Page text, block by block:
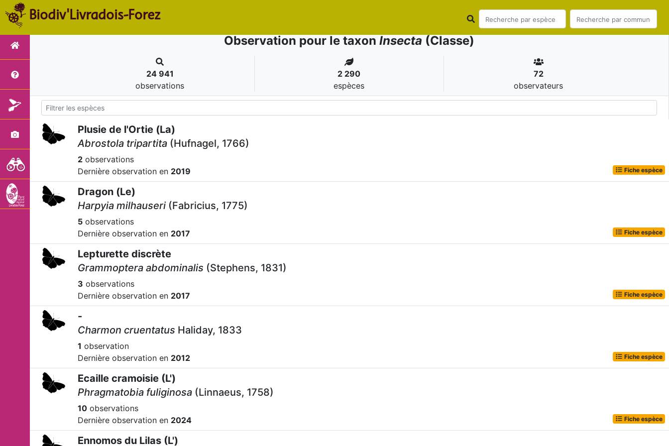
Biodiv'Livradois-Forez
Observation pour le taxon Insecta (Classe)
24 941
observations
2 290
espèces
72
observateurs
Plusie de l'Ortie (La)
Abrostola tripartita (Hufnagel, 1766)
2 observations
Dernière observation en 2019 Fiche espèce
Dragon (Le)
Harpyia milhauseri (Fabricius, 1775)
5 observations
Dernière observation en 2017 Fiche espèce
Lepturette discrète
Grammoptera abdominalis (Stephens, 1831)
3 observations
Dernière observation en 2017 Fiche espèce
-
Charmon cruentatus Haliday, 1833
1 observation
Dernière observation en 2012 Fiche espèce
Ecaille cramoisie (L')
Phragmatobia fuliginosa (Linnaeus, 1758)
10 observations
Dernière observation en 2024 Fiche espèce
Ennomos du Lilas (L')